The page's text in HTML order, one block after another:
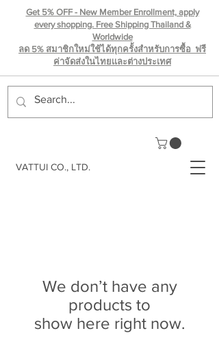
VATTUI CO., LTD.
Get 5% OFF - New Member Enrollment, apply
every shopping. Free Shipping Thailand &
Worldwide
ลด 5% สมาชิกใหม่ใช้ได้ทุกครั้งสำหรับการซื้อ ฟรี
ค่าจัดส่งในไทยเเละต่างประเทศ
We don’t have any
products to
show here right now.